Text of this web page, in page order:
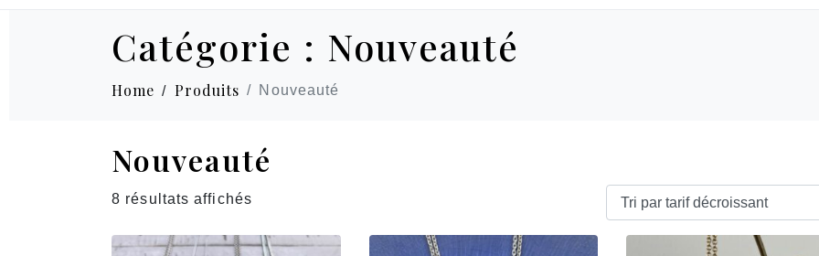
Catégorie : Nouveauté
Home Produits Nouveauté
Nouveauté
8 résultats affichés